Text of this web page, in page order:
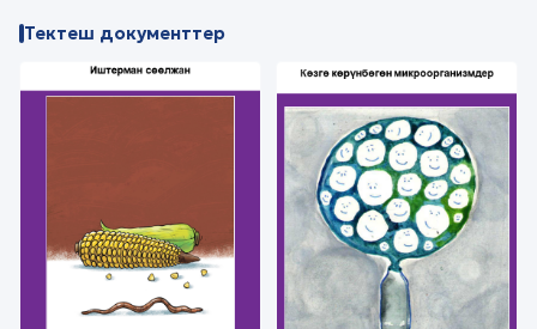
Тектеш документтер